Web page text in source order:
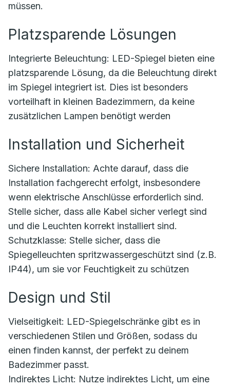
müssen.
Platzsparende Lösungen
Integrierte Beleuchtung: LED-Spiegel bieten eine
platzsparende Lösung, da die Beleuchtung direkt
im Spiegel integriert ist. Dies ist besonders
vorteilhaft in kleinen Badezimmern, da keine
zusätzlichen Lampen benötigt werden
Installation und Sicherheit
Sichere Installation: Achte darauf, dass die
Installation fachgerecht erfolgt, insbesondere
wenn elektrische Anschlüsse erforderlich sind.
Stelle sicher, dass alle Kabel sicher verlegt sind
und die Leuchten korrekt installiert sind.
Schutzklasse: Stelle sicher, dass die
Spiegelleuchten spritzwassergeschützt sind (z.B.
IP44), um sie vor Feuchtigkeit zu schützen
Design und Stil
Vielseitigkeit: LED-Spiegelschränke gibt es in
verschiedenen Stilen und Größen, sodass du
einen finden kannst, der perfekt zu deinem
Badezimmer passt.
Indirektes Licht: Nutze indirektes Licht, um eine